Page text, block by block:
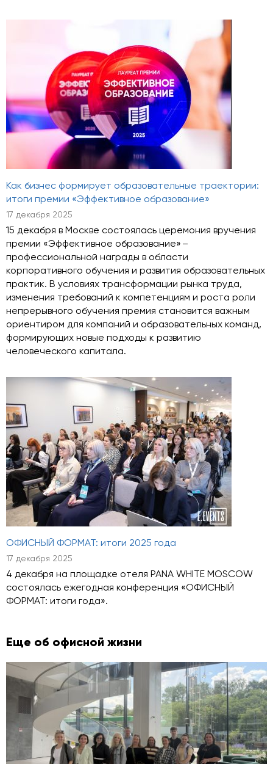
Как бизнес формирует образовательные траектории:
итоги премии «Эффективное образование»
17 декабря 2025
15 декабря в Москве состоялась церемония вручения
премии «Эффективное образование» –
профессиональной награды в области
корпоративного обучения и развития образовательных
практик. В условиях трансформации рынка труда,
изменения требований к компетенциям и роста роли
непрерывного обучения премия становится важным
ориентиром для компаний и образовательных команд,
формирующих новые подходы к развитию
человеческого капитала.
ОФИСНЫЙ ФОРМАТ: итоги 2025 года
17 декабря 2025
4 декабря на площадке отеля PANA WHITE MOSCOW
состоялась ежегодная конференция «ОФИСНЫЙ
ФОРМАТ: итоги года».
Еще об офисной жизни